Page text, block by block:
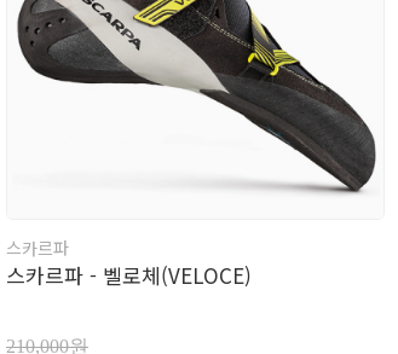
스카르파
스카르파 - 벨로체(VELOCE)
210,000원